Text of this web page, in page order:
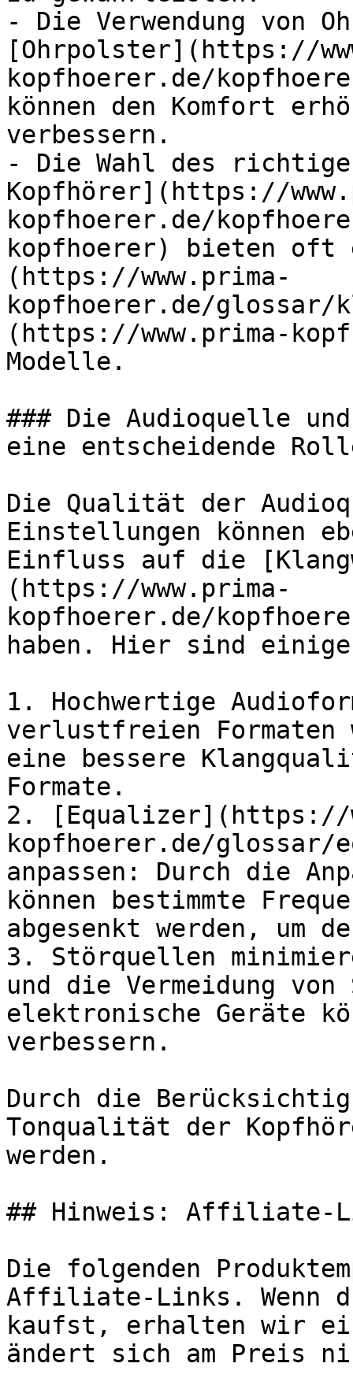
- Die Verwendung von
[Ohrpolster](https://
kopfhoerer.de/
können den Komfort
verbessern.
- Die Wahl des
Kopfhörer](https://
kopfhoerer.de/
kopfhoerer) bieten oft
(https://www.prima-
kopfhoerer.de/
(https://www.prima-
Modelle.
### Die Audioquelle
eine entscheidende
Die Qualität der
Einstellungen können
Einfluss auf die
(https://www.prima-
kopfhoerer.de/
haben. Hier sind
1. Hochwertige
verlustfreien Formaten
eine bessere
Formate.
2. [Equalizer](https://
kopfhoerer.de/
anpassen: Durch die
können bestimmte
abgesenkt werden, um
3. Störquellen
und die Vermeidung
elektronische Geräte
verbessern.
Durch die
Tonqualität der
werden.
## Hinweis: Affiliate-
Die folgenden
Affiliate-Links. Wenn
kaufst, erhalten wir
ändert sich am Preis